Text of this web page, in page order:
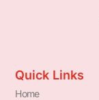
Quick Links
Home